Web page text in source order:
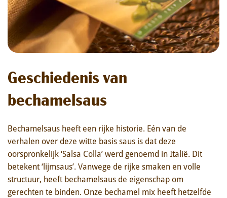
Geschiedenis van
bechamelsaus
Bechamelsaus heeft een rijke historie. Eén van de
verhalen over deze witte basis saus is dat deze
oorspronkelijk ‘Salsa Colla’ werd genoemd in Italië. Dit
betekent ‘lijmsaus’. Vanwege de rijke smaken en volle
structuur, heeft bechamelsaus de eigenschap om
gerechten te binden. Onze bechamel mix heeft hetzelfde